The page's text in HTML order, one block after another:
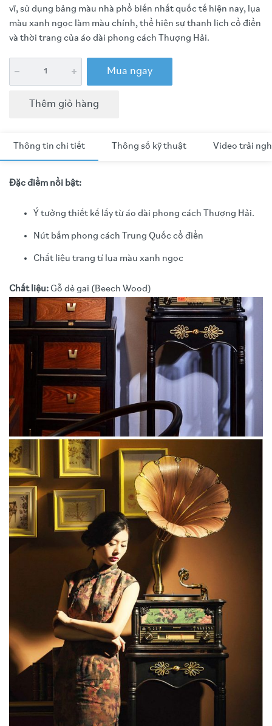
vĩ, sử dụng bảng màu nhà phổ biến nhất quốc tế hiện nay, lụa
màu xanh ngọc làm màu chính, thể hiện sự thanh lịch cổ điển
và thời trang của áo dài phong cách Thượng Hải.
Mua ngay
Thêm giỏ hàng
Thông tin chi tiết Thông số kỹ thuật Video trải
Đặc điểm nổi bật:
Ý tưởng thiết kế lấy từ áo dài phong cách Thượng Hải.
Nút bấm phong cách Trung Quốc cổ điển
Chất liệu trang tí lụa màu xanh ngọc
Chất liệu:Gỗ dẻ gai (Beech Wood)